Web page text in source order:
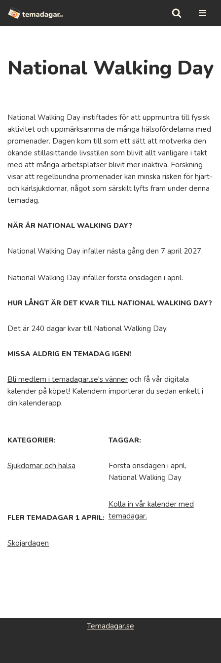
Hoppa
National Walking Day
National Walking Day instiftades för att uppmuntra till fysisk
aktivitet och uppmärksamma de många hälsofördelarna med
promenader. Dagen kom till som ett sätt att motverka den
ökande stillasittande livsstilen som blivit allt vanligare i takt
med att många arbetsplatser blivit mer inaktiva. Forskning
visar att regelbundna promenader kan minska risken för hjärt-
och kärlsjukdomar, något som särskilt lyfts fram under denna
temadag.
NÄR ÄR NATIONAL WALKING DAY?
National Walking Day infaller nästa gång den 7 april 2027.
National Walking Day infaller första onsdagen i april.
HUR LÅNGT ÄR DET KVAR TILL NATIONAL WALKING DAY?
Det är 240 dagar kvar till National Walking Day.
MISSA ALDRIG EN TEMADAG IGEN!
Bli medlem i temadagar.se's vänner och få vår digitala
kalender på köpet! Kalendern importerar du sedan enkelt i
din kalenderapp.
KATEGORIER:
Sjukdomar och hälsa
TAGGAR:
Första onsdagen i april,
National Walking Day
FLER TEMADAGAR 1 APRIL:
Skojardagen
Kolla in vår kalender med
temadagar.
Temadagar.se